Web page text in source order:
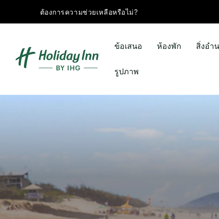
ต้องการความช่วยเหลือหรือไม่?
ข้อเสนอ ห้องพัก สิ่งอำ
รูปภาพ